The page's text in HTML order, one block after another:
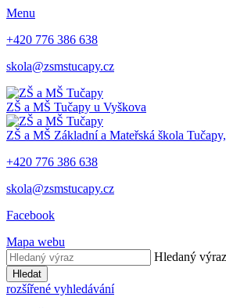
Menu
+420 776 386 638
skola@zsmstucapy.cz
ZŠ a MŠ Tučapy u Vyškova
ZŠ a MŠ Základní a Mateřská škola
+420 776 386 638
skola@zsmstucapy.cz
Facebook
Mapa webu
Hledaný výraz
Hledat
rozšířené vyhledávání